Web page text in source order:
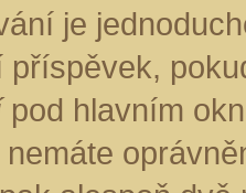
je
příspěvek,
pod hlavním